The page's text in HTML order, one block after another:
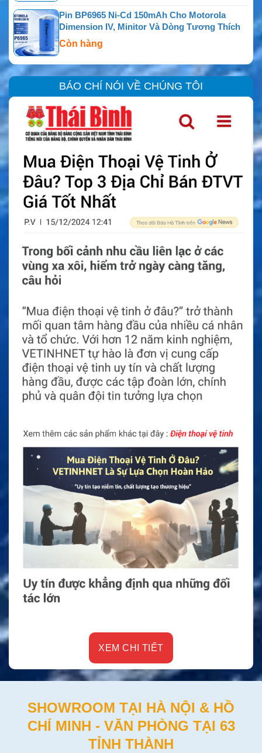
Pin BP6965 Ni-Cd 150mAh Cho Motorola
Dimension IV, Minitor Và Dòng Tương Thích
Còn hàng
BÁO CHÍ NÓI VỀ CHÚNG TÔI
XEM CHI TIẾT
SHOWROOM TẠI HÀ NỘI & HỒ
CHÍ MINH - VĂN PHÒNG TẠI 63
TỈNH THÀNH